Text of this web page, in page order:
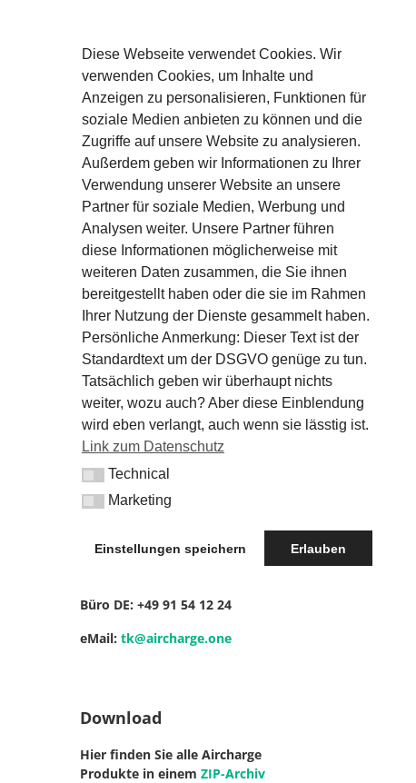
Aircharge Partner
Deutschland – Österreich –
Schweiz
c/oKETTERERs.Network
Mühlkoppenweg 2
91224 Pommelsbrunn
Bayern / Deutschland
Web:KETTERERs.net
Blogbeiträge, News und Infos
Kontakt
Büro DE: +4991 54 12 24
eMail:tk@aircharge.one
Download
Hier finden Sie alle Aircharge
Produkte in einemZIP-Archiv
Diese Webseite verwendet Cookies. Wir
verwenden Cookies, um Inhalte und
Anzeigen zu personalisieren, Funktionen für
soziale Medien anbieten zu können und die
Zugriffe auf unsere Website zu analysieren.
Außerdem geben wir Informationen zu Ihrer
Verwendung unserer Website an unsere
Partner für soziale Medien, Werbung und
Analysen weiter. Unsere Partner führen
diese Informationen möglicherweise mit
weiteren Daten zusammen, die Sie ihnen
bereitgestellt haben oder die sie im Rahmen
Ihrer Nutzung der Dienste gesammelt haben.
Persönliche Anmerkung: Dieser Text ist der
Standardtext um der DSGVO genüge zu tun.
Tatsächlich geben wir überhaupt nichts
weiter, wozu auch? Aber diese Einblendung
wird eben verlangt, auch wenn sie lässtig ist.
Link zum Datenschutz
TechnicalTechnical
MarketingMarketing
Einstellungen speichern Erlauben